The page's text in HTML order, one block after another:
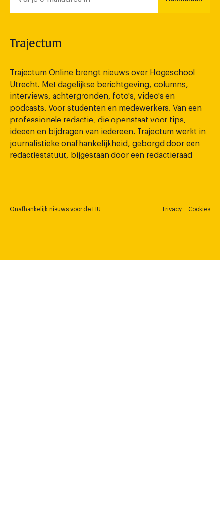
Trajectum
Trajectum Online brengt nieuws over Hogeschool
Utrecht. Met dagelijkse berichtgeving, columns,
interviews, achtergronden, foto's, video's en
podcasts. Voor studenten en medewerkers. Van een
professionele redactie, die openstaat voor tips,
ideeen en bijdragen van iedereen. Trajectum werkt in
journalistieke onafhankelijkheid, geborgd door een
redactiestatuut, bijgestaan door een redactieraad.
Onafhankelijk nieuws voor de HU Privacy Cookies